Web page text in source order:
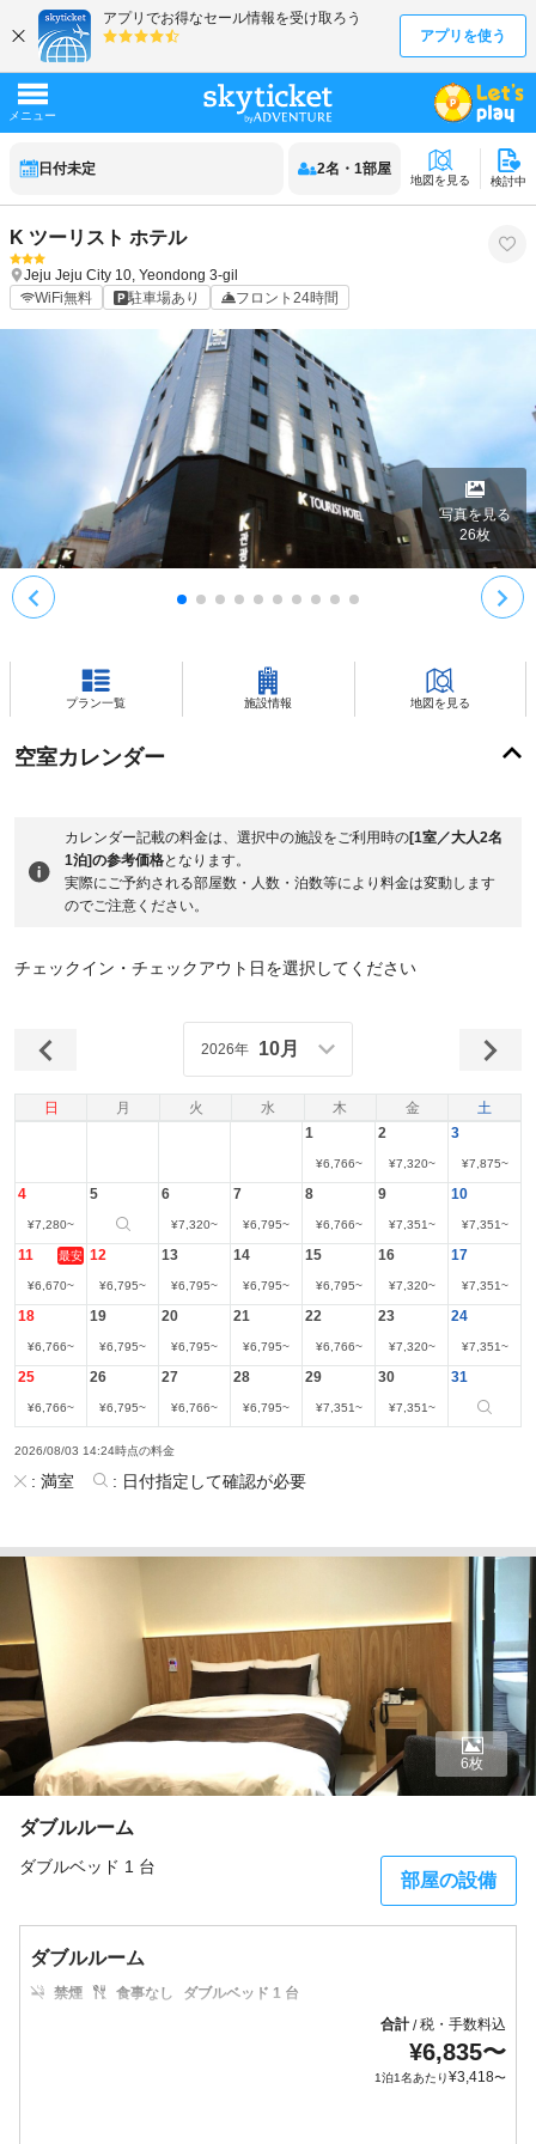
日付未定 2名 ・ 1部屋
地図を見る 検討中
K ツーリスト ホテル
Jeju Jeju City 10, Yeondong 3-gil
WiFi無料
駐車場あり フロント24時間
写真を見る
26枚
プラン一覧 施設情報 地図を見る
空室カレンダー
カレンダー記載の料金は、選択中の施設をご利用時の[1室／大人2名
1泊]の参考価格となります。
実際にご予約される部屋数・人数・泊数等により料金は変動します
のでご注意ください。
チェックイン・チェックアウト日を選択してください
日 月 火 水 木 金 土
2026年 10月
1
¥6,766~
2
¥7,320~
3
¥7,875~
4
¥7,280~
5 6
¥7,320~
7
¥6,795~
8
¥6,766~
9
¥7,351~
10
¥7,351~
11 最安
¥6,670~
12
¥6,795~
13
¥6,795~
14
¥6,795~
15
¥6,795~
16
¥7,320~
17
¥7,351~
18
¥6,766~
19
¥6,795~
20
¥6,795~
21
¥6,795~
22
¥6,766~
23
¥7,320~
24
¥7,351~
25
¥6,766~
26
¥6,795~
27
¥6,766~
28
¥6,795~
29
¥7,351~
30
¥7,351~
31
2026/08/03 14:24時点の料金
: 満室 : 日付指定して確認が必要
ダブルルーム
ダブルベッド 1 台
部屋の設備
6枚
ダブルルーム
禁煙 食事なし
ダブルベッド 1 台
合計/税・手数料込
¥6,835〜
1泊1名あたり¥3,418〜